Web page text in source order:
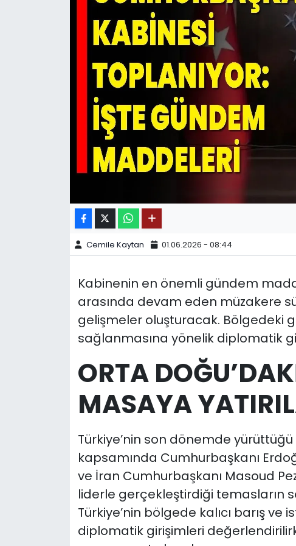
Cemile Kaytan 01.06.2026 - 08:44
Kabinenin en önemli gündem
arasında devam eden müzakere
gelişmeler oluşturacak. Bölgedeki
sağlanmasına yönelik diplomatik
ORTA
MASAYA
Türkiye’nin son dönemde
kapsamında Cumhurbaşkanı
ve İran Cumhurbaşkanı Masoud
liderle gerçekleştirdiği temasların
Türkiye’nin bölgede kalıcı barış
diplomatik girişimleri